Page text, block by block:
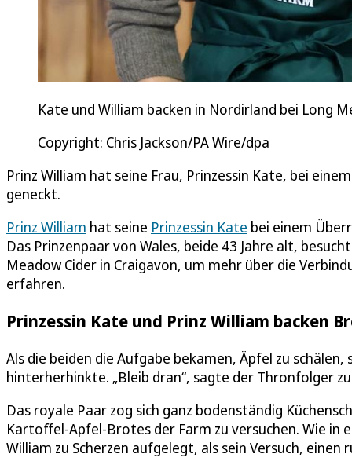
Kate und William backen in Nordirland bei Long
Copyright: Chris Jackson/PA Wire/dpa
Prinz William hat seine Frau, Prinzessin Kate, bei
geneckt.
Prinz William hat seine Prinzessin Kate bei einem
Das Prinzenpaar von Wales, beide 43 Jahre alt,
Meadow Cider in Craigavon, um mehr über die
erfahren.
Prinzessin Kate und Prinz William backen
Als die beiden die Aufgabe bekamen, Äpfel zu
hinterherhinkte. „Bleib dran“, sagte der Thronfolger
Das royale Paar zog sich ganz bodenständig
Kartoffel-Apfel-Brotes der Farm zu versuchen. Wie in
William zu Scherzen aufgelegt, als sein Versuch,